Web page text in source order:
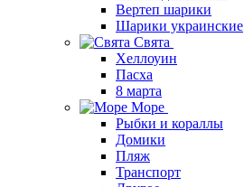
Вертеп шарики
Шарики украинские
Свята
Хеллоуин
Пасха
8 марта
Море
Рыбки и кораллы
Домики
Пляж
Транспорт